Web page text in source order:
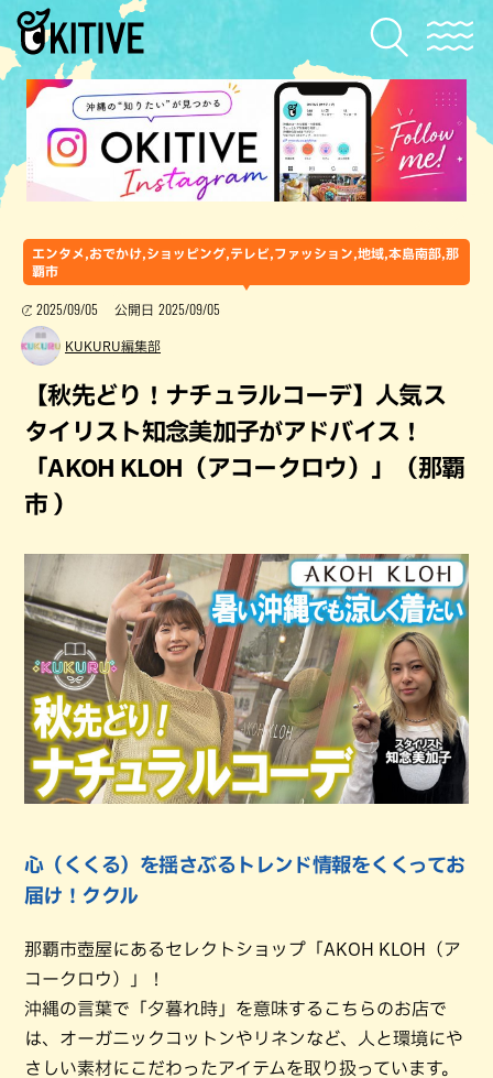
エンタメ,おでかけ,ショッピング,テレビ,ファッション,地域,本島南部,那
覇市
2025/09/05 公開日 2025/09/05
KUKURU編集部
【秋先どり！ナチュラルコーデ】人気ス
タイリスト知念美加子がアドバイス！
「AKOH KLOH（アコークロウ）」（那覇
市 ）
心（くくる）を揺さぶるトレンド情報をくくってお
届け！ククル
那覇市壺屋にあるセレクトショップ「AKOH KLOH（ア
コークロウ）」！
沖縄の言葉で「夕暮れ時」を意味するこちらのお店で
は、オーガニックコットンやリネンなど、人と環境にや
さしい素材にこだわったアイテムを取り扱っています。